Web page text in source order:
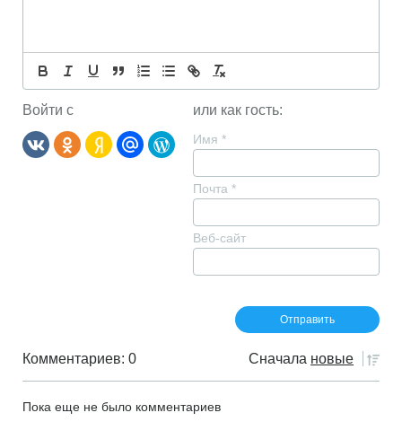
Войти с или как гость:
Имя *
Почта *
Веб-сайт
Комментариев: 0 Сначала новые
Пока еще не было комментариев